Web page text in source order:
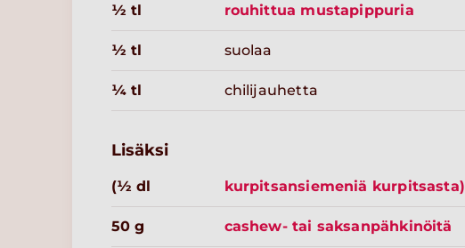
½ tl rouhittua mustapippuria
½ tl suolaa
¼ tl chilijauhetta
Lisäksi
(½ dl kurpitsansiemeniä kurpitsasta)
50 g cashew- tai saksanpähkinöitä